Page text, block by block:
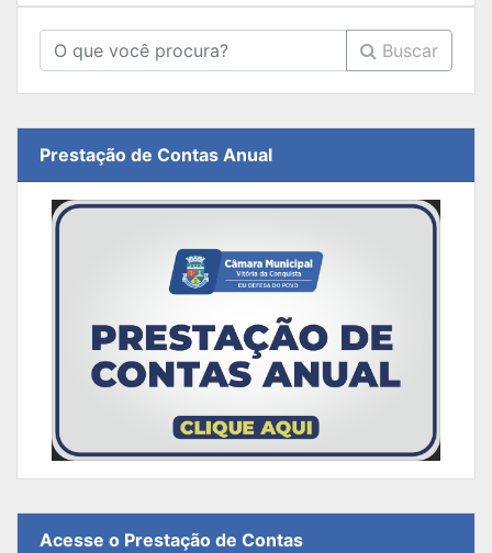
Buscar
Prestação de Contas Anual
Acesse o Prestação de Contas